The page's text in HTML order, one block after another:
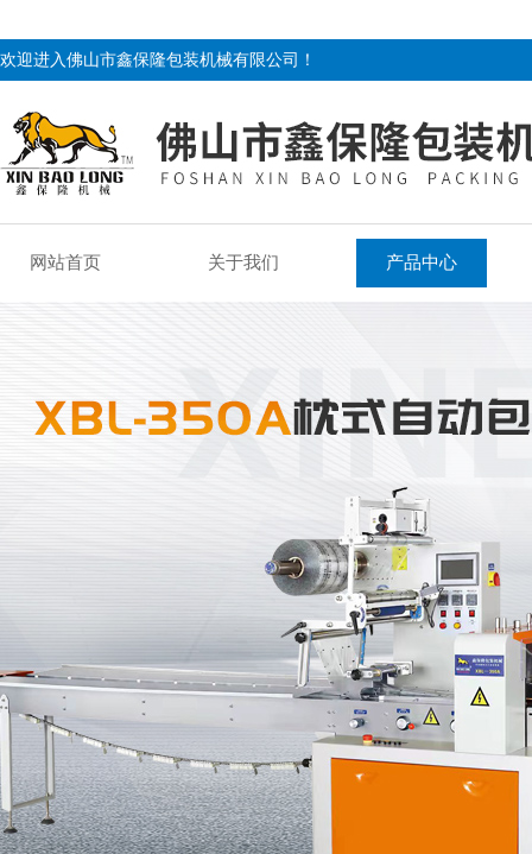
欢迎进入佛山市鑫保隆包装机械有限公司！
网站首页 关于我们 产品中心